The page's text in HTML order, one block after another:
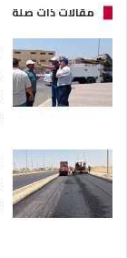
مقالات ذات صلة